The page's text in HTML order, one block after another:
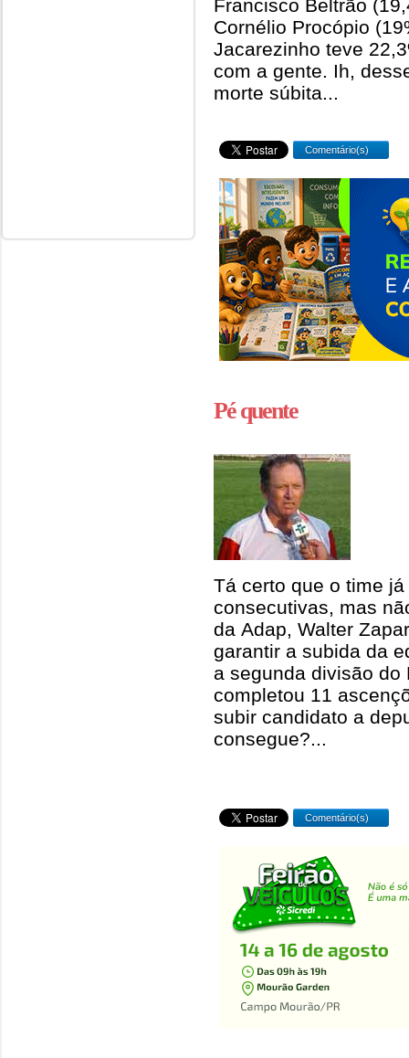
Francisco Beltrão
Cornélio Procópio
Jacarezinho teve
com a gente. Ih,
morte súbita...
Comentário(s)
Pé quente
Tá certo que o time
consecutivas, mas
da Adap, Walter
garantir a subida da
a segunda divisão do
completou 11
subir candidato a
consegue?...
Comentário(s)